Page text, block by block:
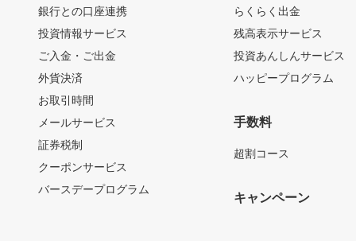
銀行との口座連携
投資情報サービス
ご入金・ご出金
外貨決済
お取引時間
メールサービス
証券税制
クーポンサービス
バースデープログラム
らくらく出金
残高表示サービス
投資あんしんサービス
ハッピープログラム
手数料
超割コース
キャンペーン